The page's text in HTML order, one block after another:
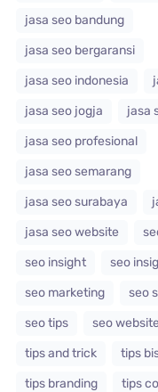
jasa seo bandung
jasa seo bergaransi
jasa seo indonesia
jasa seo jogja
jasa
jasa seo profesional
jasa seo semarang
jasa seo surabaya
jasa seo website
seo insight
seo
seo marketing
seo
seo tips
seo website
tips and trick
tips
tips branding
tips